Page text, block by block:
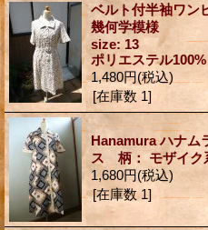
ベルト付半袖ワン
幾何学模様
size: 13
ポリエステル
1,480円(税込)
[在庫数 1]
Hanamura ハナム
ス 柄： モザイ
1,680円(税込)
[在庫数 1]